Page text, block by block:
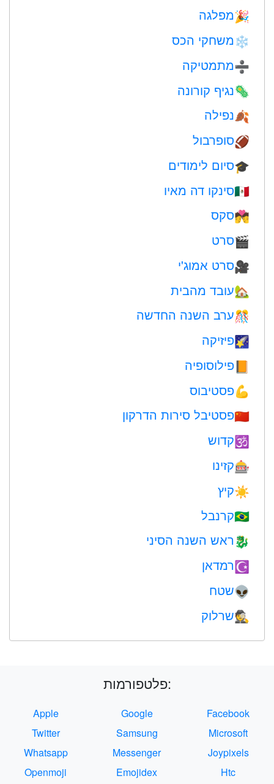
🎉מפלגה
❄️משחקי הכס
➗מתמטיקה
🦠נגיף קורונה
🍂נפילה
🏈סופרבול
🎓סיום לימודים
🇲🇽סינקו דה מאיו
💏סקס
🎬סרט
🎥סרט אמוג'י
🏡עובד מהבית
🎊ערב השנה החדשה
🌠פיזיקה
📙 פילוסופיה
💪פסטיבוס
🇨🇳פסטיבל סירות הדרקון
🕉קדוש
🎰קזינו
☀️קיץ
🇧🇷קרנבל
🐉 ראש השנה הסיני
☪️ רמדאן
👽שטח
🕵️שרלוק
פלטפורמות:
Apple Google
Facebook
Twitter
Samsung
Microsoft
Whatsapp
Messenger
Joypixels
Openmoji
Emojidex
Htc